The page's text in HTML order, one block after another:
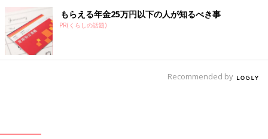
もらえる年金25万円以下の人が知るべき事
PR(くらしの話題)
Recommended by